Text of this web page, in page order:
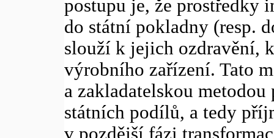
postupu je, že prostředky
do státní pokladny (resp.
slouží k jejich ozdravění,
výrobního zařízení. Tato
a zakladatelskou
státních podílů, a tedy
v pozdější fázi